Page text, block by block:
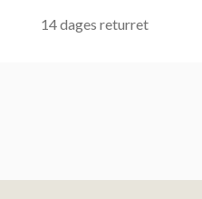
14 dages returret